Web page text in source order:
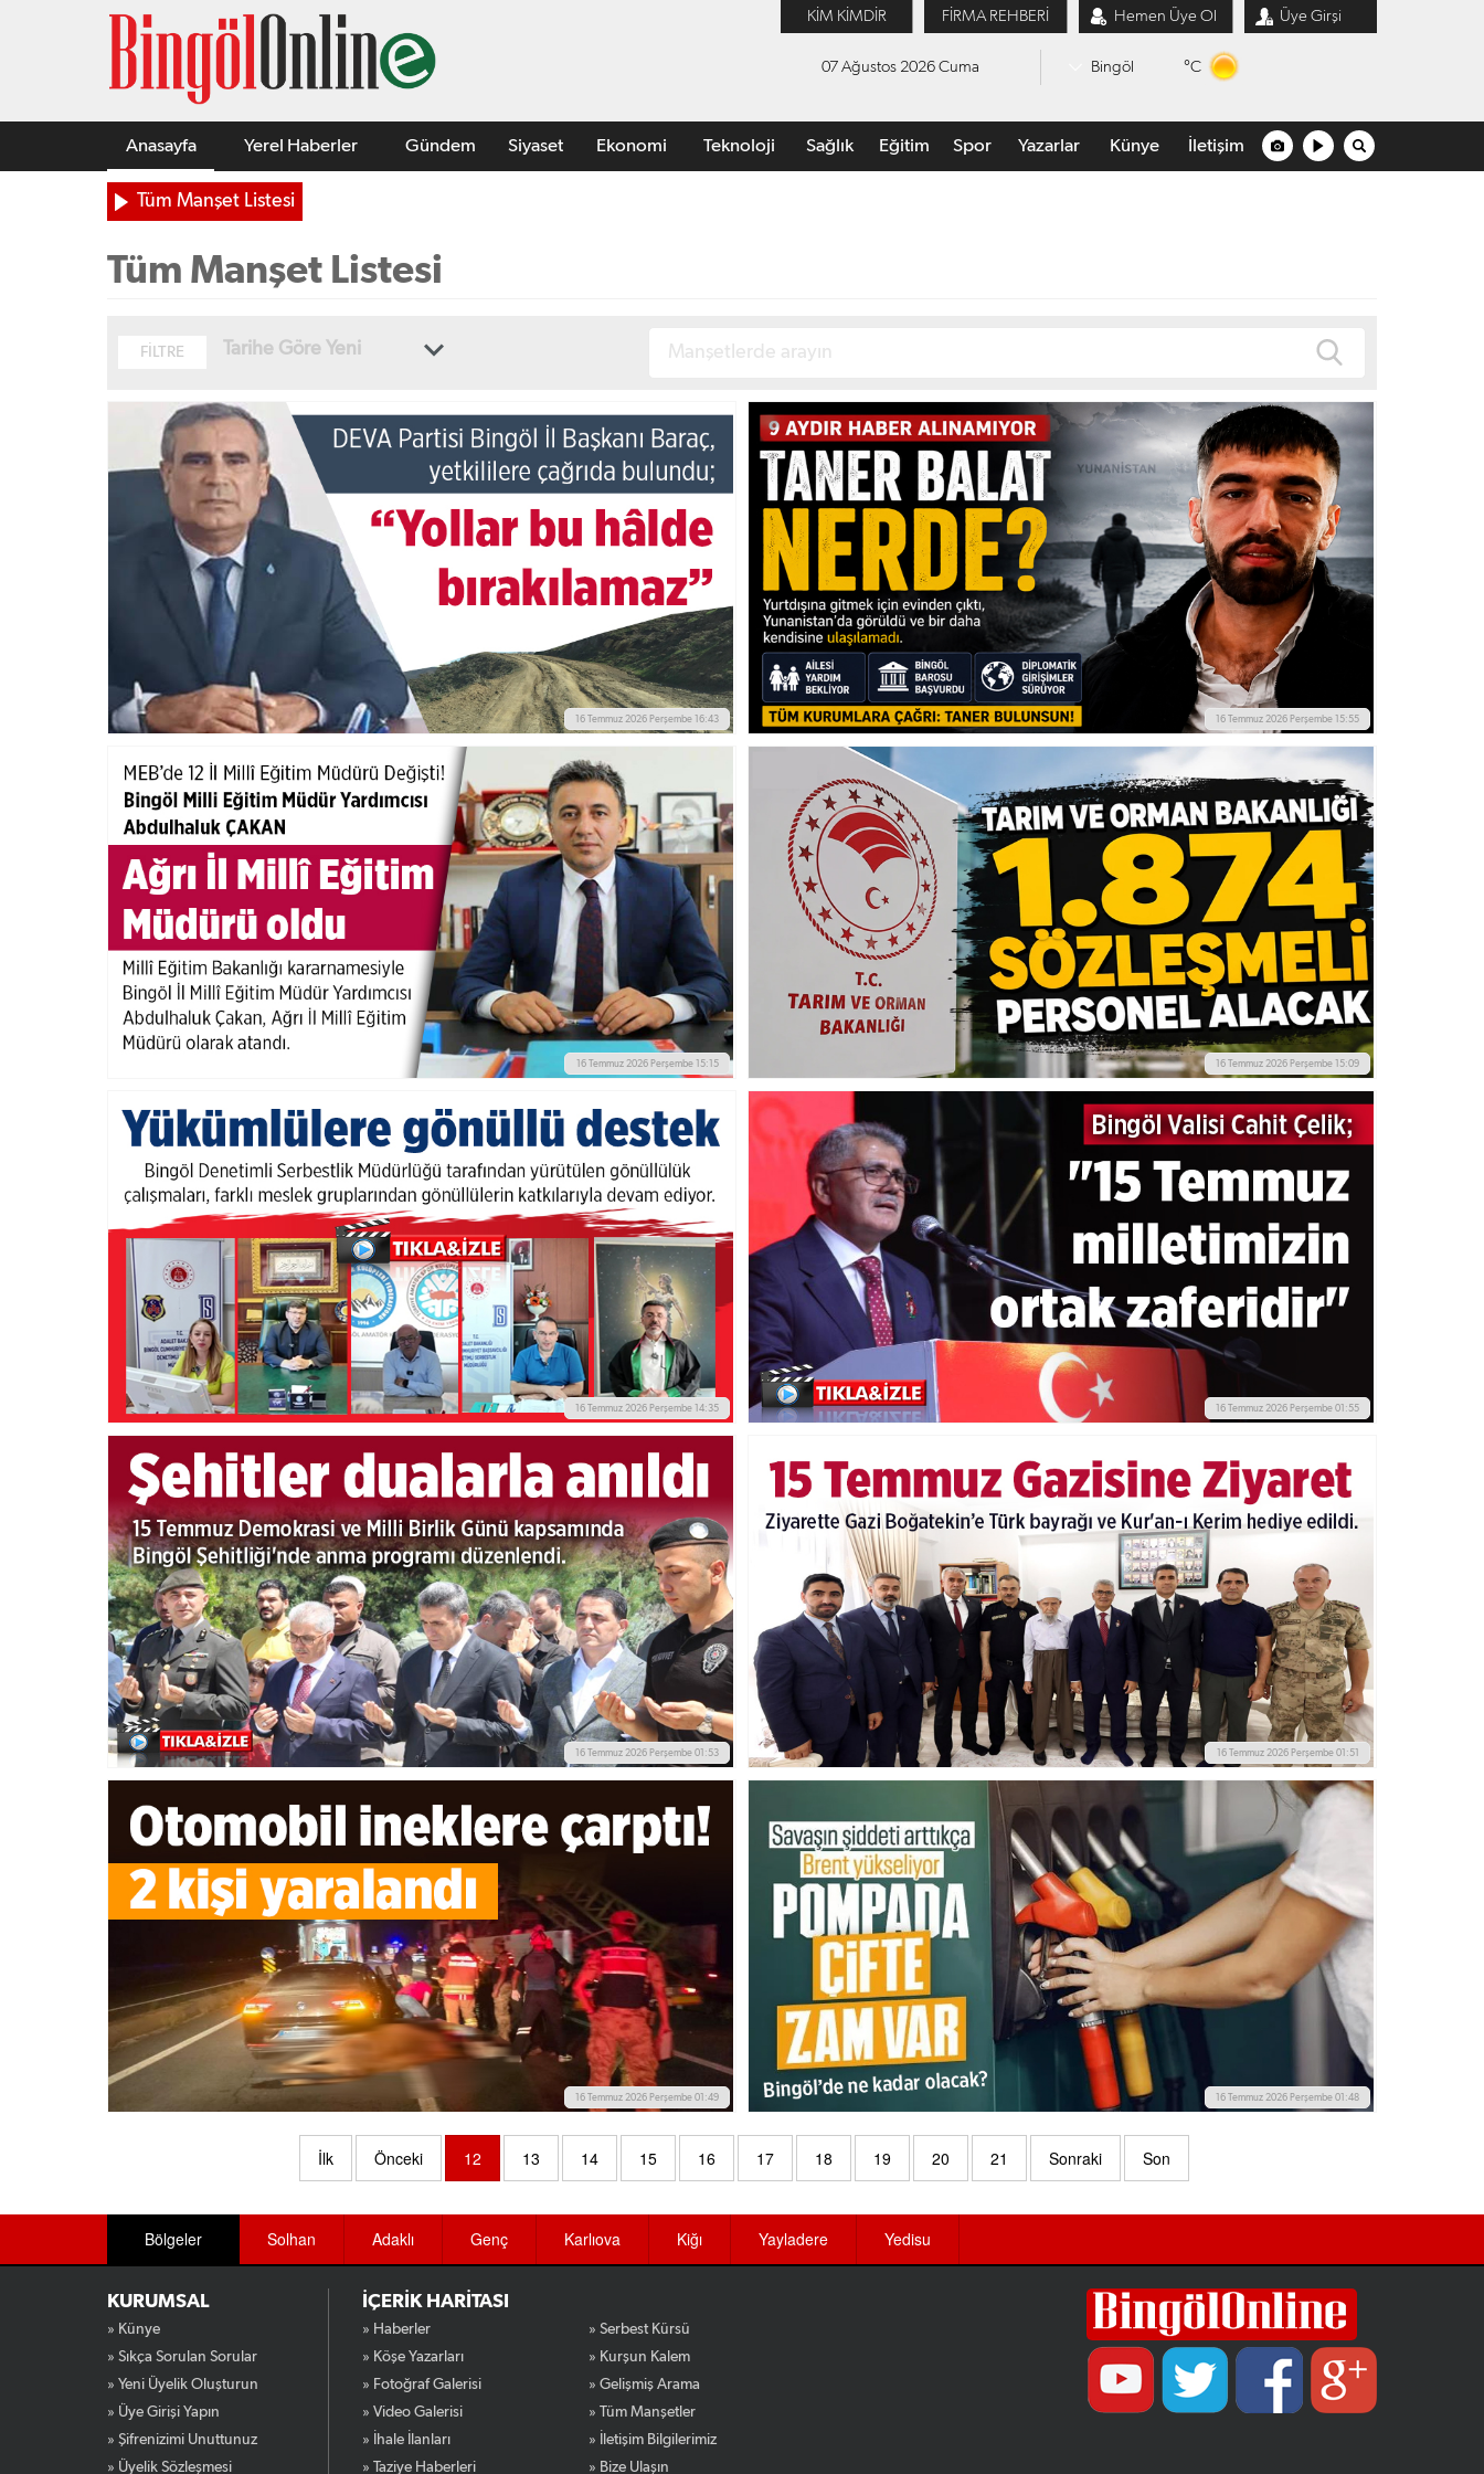
KİM KİMDİR FİRMA REHBERİ Hemen Üye Ol Üye Girşi
07 Ağustos 2026 Cuma Bingöl °C
Anasayfa Yerel Haberler Gündem Siyaset Ekonomi Teknoloji Sağlık Eğitim Spor Yazarlar Künye İletişim
Tüm Manşet Listesi
Tüm Manşet Listesi
FİLTRE Tarihe Göre Yeni
16 Temmuz 2026 Perşembe 16:43 16 Temmuz 2026 Perşembe 15:55
16 Temmuz 2026 Perşembe 15:15 16 Temmuz 2026 Perşembe 15:09
16 Temmuz 2026 Perşembe 14:35 16 Temmuz 2026 Perşembe 01:55
16 Temmuz 2026 Perşembe 01:53 16 Temmuz 2026 Perşembe 01:51
16 Temmuz 2026 Perşembe 01:49 16 Temmuz 2026 Perşembe 01:48
İlk Önceki 12 13 14 15 16 17 18 19 20 21 Sonraki Son
Bölgeler Solhan Adaklı Genç Karlıova Kiğı Yayladere Yedisu
KURUMSAL
» Künye
» Sıkça Sorulan Sorular
» Yeni Üyelik Oluşturun
» Üye Girişi Yapın
» Şifrenizimi Unuttunuz
» Üyelik Sözleşmesi
İÇERİK HARİTASI
» Haberler
» Köşe Yazarları
» Fotoğraf Galerisi
» Video Galerisi
» İhale İlanları
» Taziye Haberleri
» Serbest Kürsü
» Kurşun Kalem
» Gelişmiş Arama
» Tüm Manşetler
» İletişim Bilgilerimiz
» Bize Ulaşın